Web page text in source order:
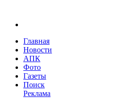
Главная
Новости
АПК
Фото
Газеты
Поиск
Реклама